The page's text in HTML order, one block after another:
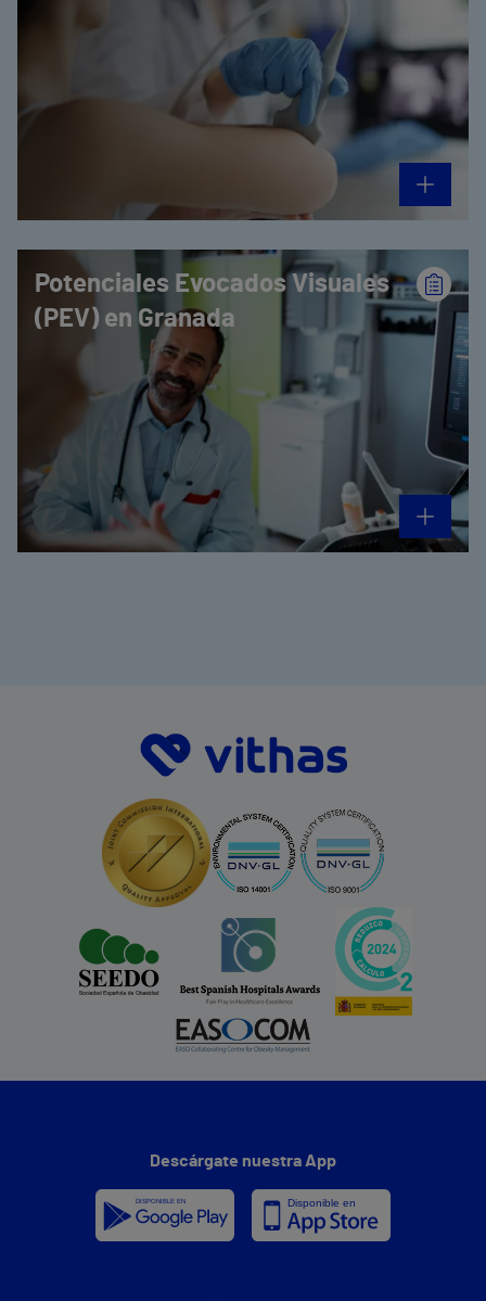
Potenciales Evocados Visuales
(PEV) en Granada
Descárgate nuestra App